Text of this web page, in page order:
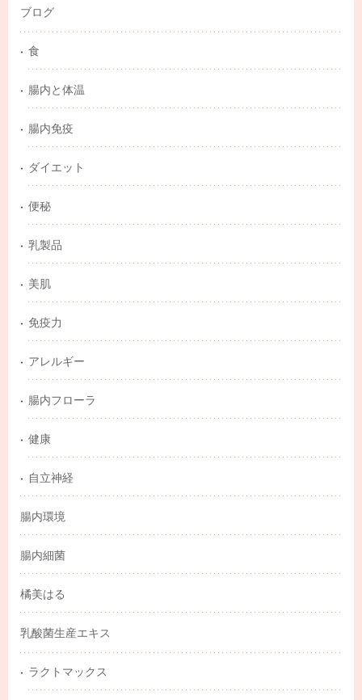
ブログ
食
腸内と体温
腸内免疫
ダイエット
便秘
乳製品
美肌
免疫力
アレルギー
腸内フローラ
健康
自立神経
腸内環境
腸内細菌
橘美はる
乳酸菌生産エキス
ラクトマックス